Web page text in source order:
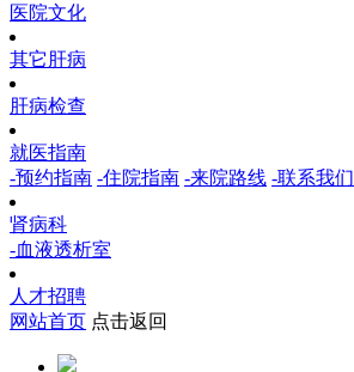
医院文化
其它肝病
肝病检查
就医指南
-预约指南 -住院指南 -来院路线 -联系我们
肾病科
-血液透析室
人才招聘
网站首页 点击返回